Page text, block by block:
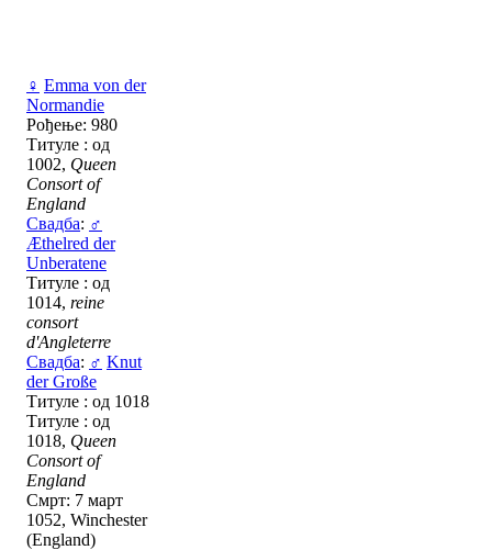
♀ Emma von der
Normandie
Рођење: 980
Титуле : од
1002, Queen
Consort of
England
Свадба: ♂
Æthelred der
Unberatene
Титуле : од
1014, reine
consort
d'Angleterre
Свадба: ♂ Knut
der Große
Титуле : од 1018
Титуле : од
1018, Queen
Consort of
England
Смрт: 7 март
1052, Winchester
(England)